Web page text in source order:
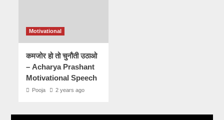
Motivational
कमजोर हो तो चुनौती उठाओ
– Acharya Prashant
Motivational Speech
Pooja 2 years ago